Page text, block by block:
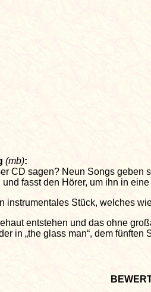
(mb):
CD sagen? Neun Songs geben
fasst den Hörer, um ihn in
instrumentales Stück, welches
entstehen und das ohne
in „the glass man“, dem fünften